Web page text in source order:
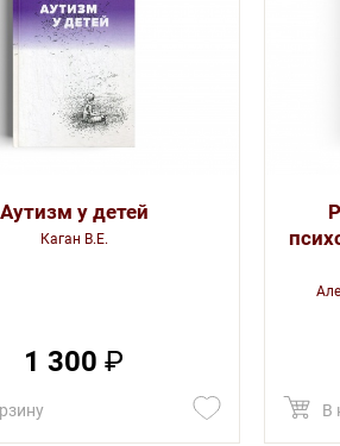
Аутизм у детей
Каган В.Е.
1 300 ₽
В